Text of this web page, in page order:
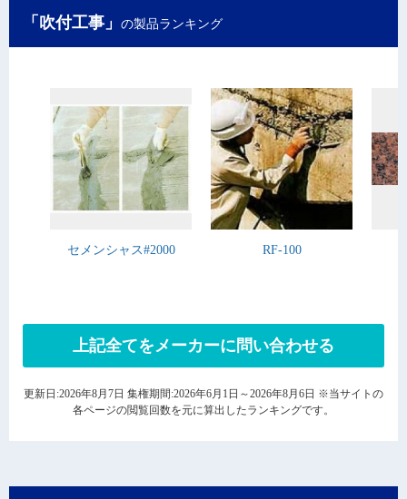
「吹付工事」 の製品ランキング
セメンシャス#2000 RF-100
上記全てをメーカーに問い合わせる
更新日:2026年8月7日 集権期間:2026年6月1日～2026年8月6日 ※当サイトの
各ページの閲覧回数を元に算出したランキングです。